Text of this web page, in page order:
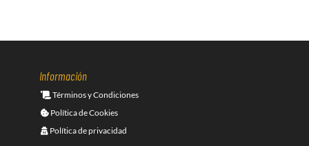
Información
Términos y Condiciones
Política de Cookies
Política de privacidad